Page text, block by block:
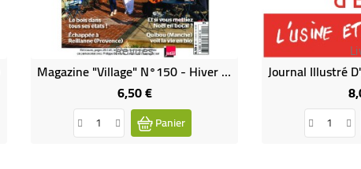
Revues
Magazine "Village" N°150 - Hiver 2021
6,50 €Prix
Panier